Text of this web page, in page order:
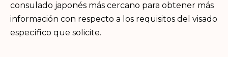
consulado japonés más cercano para obtener más
información con respecto a los requisitos del visado
específico que solicite.